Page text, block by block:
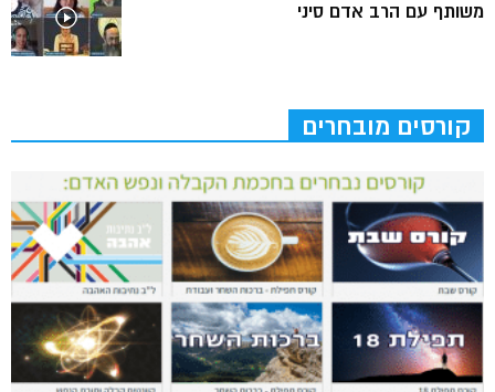
משותף עם הרב אדם סיני
קורסים מובחרים